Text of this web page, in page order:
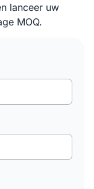
lanceer uw
MOQ.